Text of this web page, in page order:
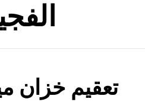
تعقيم خزان